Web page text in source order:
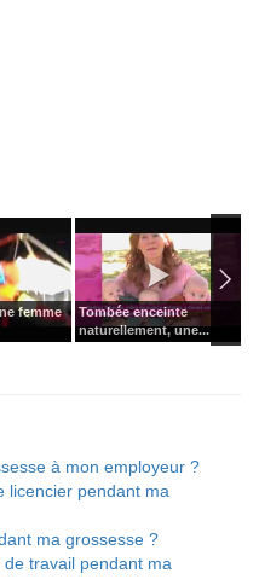
femme
Tombée enceinte
naturellement, une...
à mon employeur ?
licencier pendant ma
ma grossesse ?
travail pendant ma